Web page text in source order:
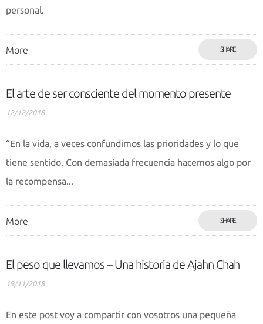
personal.
More SHARE
El arte de ser consciente del momento presente
12/12/2018
“En la vida, a veces confundimos las prioridades y lo que
tiene sentido. Con demasiada frecuencia hacemos algo por
la recompensa...
More SHARE
El peso que llevamos – Una historia de Ajahn Chah
19/11/2018
En este post voy a compartir con vosotros una pequeña